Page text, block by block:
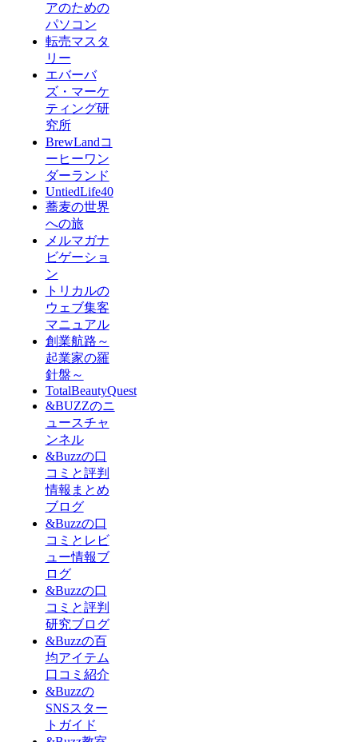
アのための
パソコン
転売マスタ
リー
エバーバ
ズ・マーケ
ティング研
究所
BrewLandコ
ーヒーワン
ダーランド
UntiedLife40
蕎麦の世界
への旅
メルマガナ
ビゲーショ
ン
トリカルの
ウェブ集客
マニュアル
創業航路～
起業家の羅
針盤～
TotalBeautyQuest
&BUZZのニ
ュースチャ
ンネル
&Buzzの口
コミと評判
情報まとめ
ブログ
&Buzzの口
コミとレビ
ュー情報ブ
ログ
&Buzzの口
コミと評判
研究ブログ
&Buzzの百
均アイテム
口コミ紹介
&Buzzの
SNSスター
トガイド